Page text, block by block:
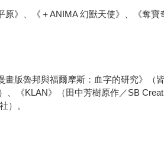
》、《＋ANIMA 幻獸天使》、《奪
版魯邦與福爾摩斯：血字的研究》（
《KLAN》（田中芳樹原作／SB
）。